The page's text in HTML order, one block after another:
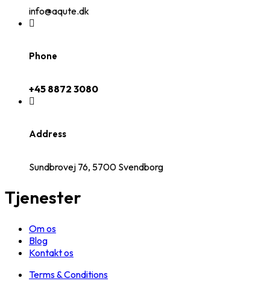
info@aqute.dk
Phone
+45 8872 3080
Address
Sundbrovej 76, 5700 Svendborg
Tjenester
Om os
Blog
Kontakt os
Terms & Conditions